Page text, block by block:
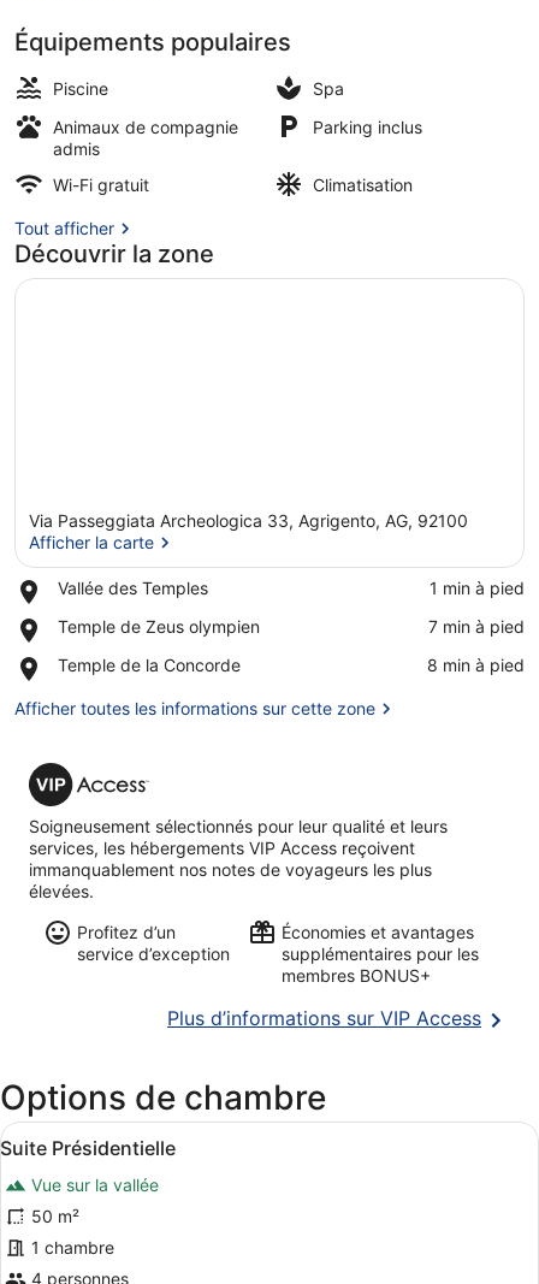
Extérieur
Équipements populaires
Piscine
Spa
Animaux de compagnie
admis
Parking inclus
Wi-Fi gratuit Climatisation
Tout afficher
Découvrir la zone
Via Passeggiata Archeologica 33, Agrigento, AG, 92100
Afficher la carte
Vallée des Temples
Place,
des
‪1 min à pied‬
Temple de Zeus olympien
Place,
de
olympien
‪7 min à pied‬
Temple de la Concorde
Place,
de
‪8 min à pied‬
Afficher toutes les informations sur cette zone
VIP
Access
Soigneusement sélectionnés pour leur qualité et leurs
services, les hébergements VIP Access reçoivent
immanquablement nos notes de voyageurs les plus
élevées.
Profitez d’un
service d’exception
Économies et avantages
supplémentaires pour les
membres BONUS+
Plus d’informations sur VIP Access
Options de chambre
Afficher
toutes
les
photos
pour
ce
Une chambre d’hôtel bien
6
Suite Présidentielle
Vue sur la vallée
50 m²
1 chambre
4 personnes